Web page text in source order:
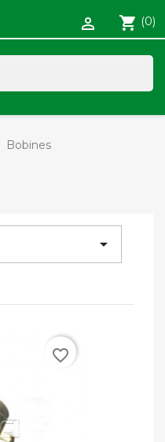
shopping_cart (0)

Bobines

favorite_border